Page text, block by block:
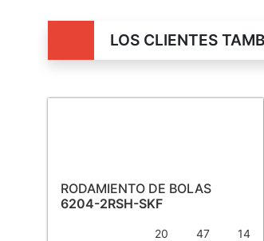
LOS CLIENTES
RODAMIENTO DE BOLAS
6204-2RSH-SKF
20 47 14